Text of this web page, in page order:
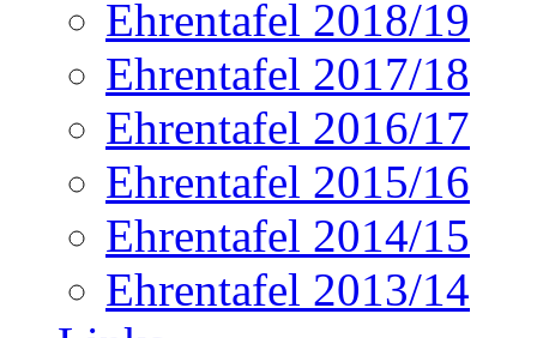
Ehrentafel 2018/19
Ehrentafel 2017/18
Ehrentafel 2016/17
Ehrentafel 2015/16
Ehrentafel 2014/15
Ehrentafel 2013/14